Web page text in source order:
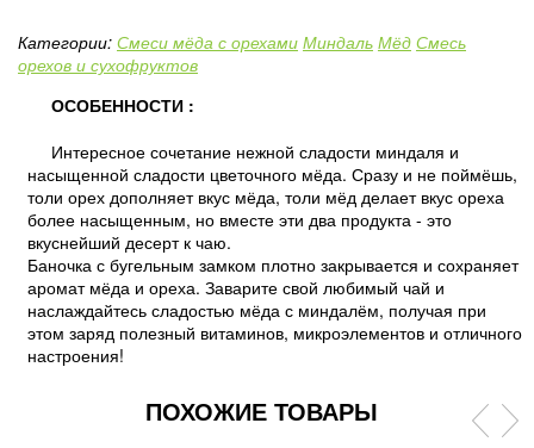
Категории: Смеси мёда с орехами Миндаль Мёд Смесь
орехов и сухофруктов
ОСОБЕННОСТИ :
Интересное сочетание нежной сладости миндаля и
насыщенной сладости цветочного мёда. Сразу и не поймёшь,
толи орех дополняет вкус мёда, толи мёд делает вкус ореха
более насыщенным, но вместе эти два продукта - это
вкуснейший десерт к чаю.
Баночка с бугельным замком плотно закрывается и сохраняет
аромат мёда и ореха. Заварите свой любимый чай и
наслаждайтесь сладостью мёда с миндалём, получая при
этом заряд полезный витаминов, микроэлементов и отличного
настроения!
ПОХОЖИЕ ТОВАРЫ